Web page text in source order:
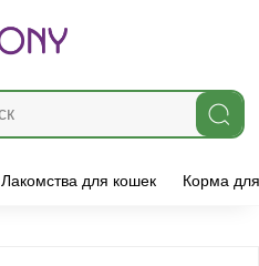
Лакомства для кошек Корма